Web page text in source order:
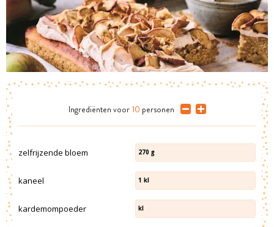
Ingrediënten voor 10 personen
zelfrijzende bloem 270 g
kaneel 1 kl
kardemompoeder kl